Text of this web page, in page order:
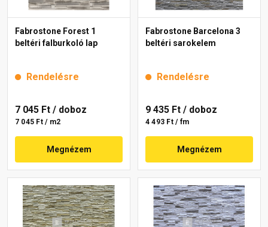
Fabrostone Forest 1
beltéri falburkoló lap
Rendelésre
7 045 Ft / doboz
7 045 Ft / m2
Megnézem
Fabrostone Barcelona 3
beltéri sarokelem
Rendelésre
9 435 Ft / doboz
4 493 Ft / fm
Megnézem